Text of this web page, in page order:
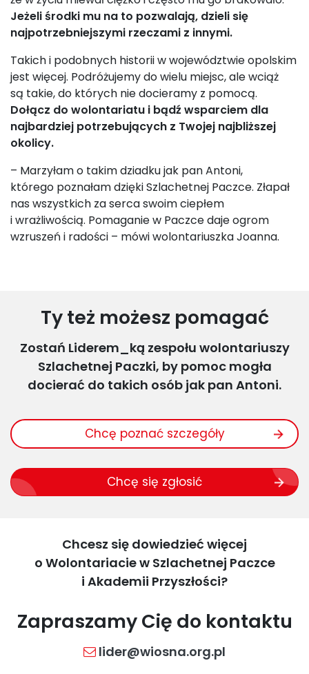
Jeżeli środki mu na to pozwalają, dzieli się
najpotrzebniejszymi rzeczami z innymi.
Takich i podobnych historii w województwie opolskim
jest więcej. Podróżujemy do wielu miejsc, ale wciąż
są takie, do których nie docieramy z pomocą.
Dołącz do wolontariatu i bądź wsparciem dla
najbardziej potrzebujących z Twojej najbliższej
okolicy.
– Marzyłam o takim dziadku jak pan Antoni,
którego poznałam dzięki Szlachetnej Paczce. Złapał
nas wszystkich za serca swoim ciepłem
i wrażliwością. Pomaganie w Paczce daje ogrom
wzruszeń i radości – mówi wolontariuszka Joanna.
Ty też możesz pomagać
Zostań Liderem_ką zespołu wolontariuszy
Szlachetnej Paczki, by pomoc mogła
docierać do takich osób jak pan Antoni.
Chcę poznać szczegóły
Chcę się zgłosić
Chcesz się dowiedzieć więcej
o Wolontariaciew Szlachetnej Paczce
i Akademii Przyszłości?
Zapraszamy Cię do kontaktu
lider@wiosna.org.pl